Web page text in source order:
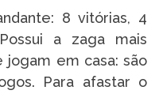
8 vitórias, 4
a zaga mais
em casa: são
Para afastar o